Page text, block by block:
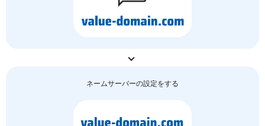
ネームサーバーの設定をする